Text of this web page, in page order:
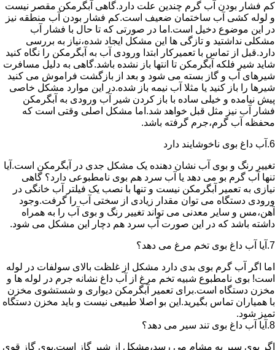
کم فشار بودن آب گرم چندین علت دارد.گاهی آبگرمکن مقصر نیست
و لوله کشی آب ساختمان ضعیف است.کم فشار بودن آب منطقه نیز
در این موضوع دخیل است.اما در صورتی که تا حال با فشار آب
مشکلی نداشتید و تازگی ها این مشکل ایجاد شده،نیاز به بررسی
دارد.قبل از تماس با تعمیرکار ابتدا ورودی آب به آبگرمکن را نگاه کنید
شاید شیر فلکه آبگرمکن تا انتها باز نشده باشد.گاهی به دلیل مسافرت
شیرهای آب و گاز بسته می شود و بعد از بازگشت فراموش می کنید
شیرها را باز کنید یا مثلا آب نیمه باز شده.در این موارد مشکل خاصی
پیش نیامده و خیلی ساده با باز کردن شیر آب ورودی به آبگرمکن
فشار آب نیز مثل قبل خواهد شد.اما مشکل اصلی وقتی است که
محفظه آب گرم،جرم گرفته باشد.
6.آب داغ بوی ناخوشایند دارد
تغییر رنگ و بوی آب نشان دهنده یک مشکل جدی در آبگرمکن است.آیا
تنها آب گرم بو می دهد یا آب سرد هم بوی نامطبوعی دارد؟ گاهی
نیازی به تعمیر آبگرمکن نیست و تنها با نصب یک فیلتر آب خانگی در
ورودی دستگاه می توان مقدار زیادی از سختی آب را گرفت.وجود
آهن،مس و سایر معدنی می تواند تغییر رنگ و بوی آب را به همراه
داشته باشد که در این صورت آب سرد هم دچار این مشکل می شود.
7.آیا آب داغ بوی تخم مرغ می دهد؟
اما اگر آب گرم بوی بدی دارد مشکل از غلظت بالای سولفات در لوله
است! بوی نامطبوع شبیه تخم مرغ از آب داغ نشانه جرم در لوله ها و
مخزن دستگاه است.برای تعمیر آبگرمکن دیواری و شستشوی مخزن
با همیاران تماس بگیرید.این بو اصلا طبیعی نیست و باید مخزن دستگاه
تمیز شود.
8.آیا آب داغ بوی تند سیر می دهد؟
اگر بوی سیر به مشام می رسد،مشکل از شیر گاز است.بوی گاز قوی